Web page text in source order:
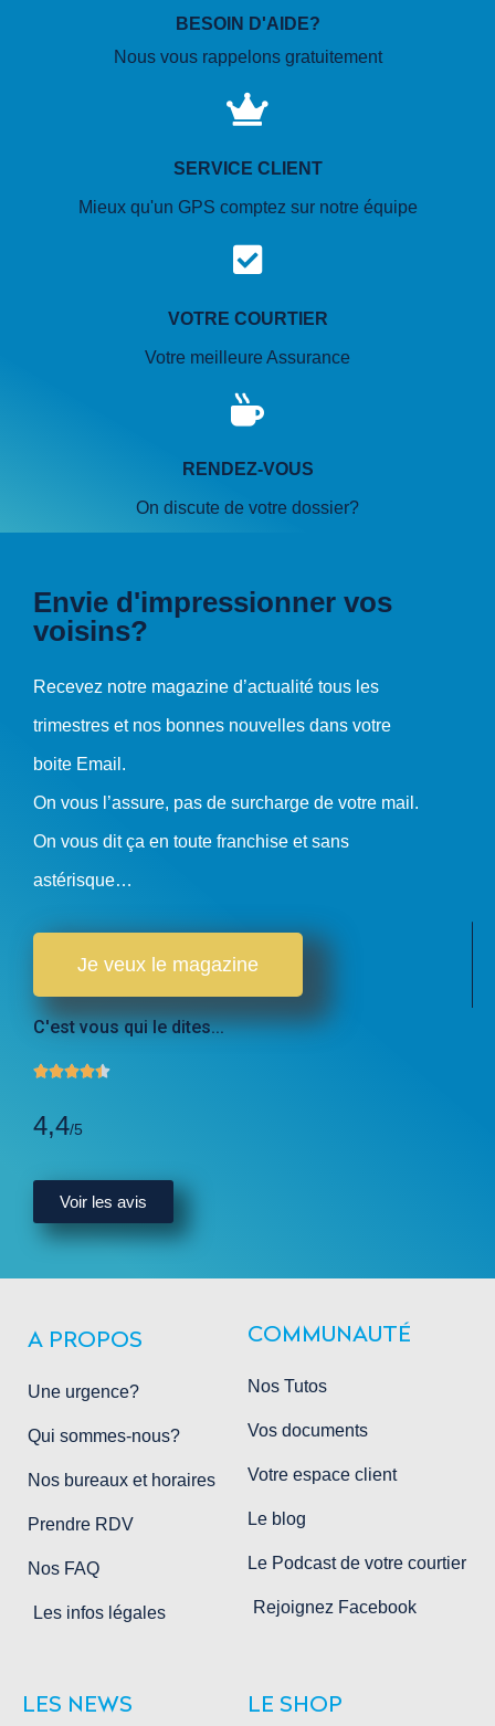
BESOIN D'AIDE?
Nous vous rappelons gratuitement
SERVICE CLIENT
Mieux qu'un GPS comptez sur notre équipe
VOTRE COURTIER
Votre meilleure Assurance
RENDEZ-VOUS
On discute de votre dossier?
Envie d'impressionner vos
voisins?
Recevez notre magazine d’actualité tous les
trimestres et nos bonnes nouvelles dans votre
boite Email.
On vous l’assure, pas de surcharge de votre mail.
On vous dit ça en toute franchise et sans
astérisque…
Je veux le magazine
C'est vous qui le dites...

4,4/5
Voir les avis
A PROPOS
Une urgence?
Qui sommes-nous?
Nos bureaux et horaires
Prendre RDV
Nos FAQ
Les infos légales
COMMUNAUTÉ
Nos Tutos
Vos documents
Votre espace client
Le blog
Le Podcast de votre courtier
Rejoignez Facebook
LES NEWS LE SHOP